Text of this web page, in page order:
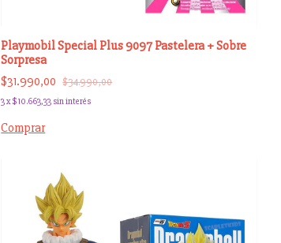
Playmobil Special Plus 9097 Pastelera + Sobre
Sorpresa
$31.990,00 $34.990,00
3x$10.663,33 sin interés
Comprar